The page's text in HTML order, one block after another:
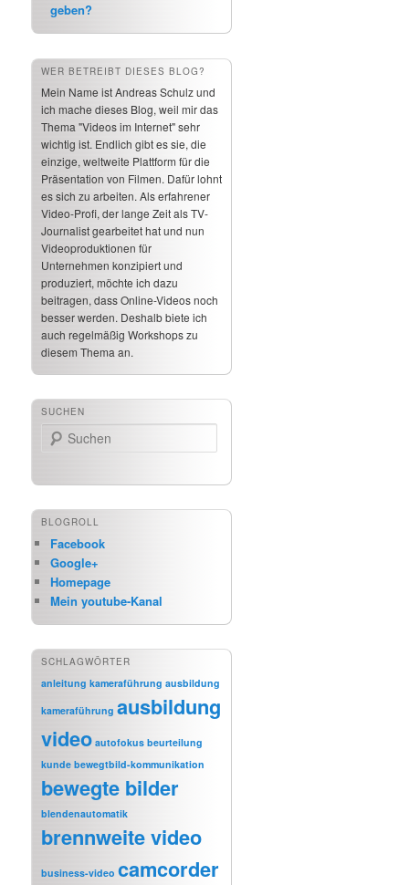
geben?
WER BETREIBT DIESES BLOG?
Mein Name ist Andreas Schulz und
ich mache dieses Blog, weil mir das
Thema "Videos im Internet" sehr
wichtig ist. Endlich gibt es sie, die
einzige, weltweite Plattform für die
Präsentation von Filmen. Dafür lohnt
es sich zu arbeiten. Als erfahrener
Video-Profi, der lange Zeit als TV-
Journalist gearbeitet hat und nun
Videoproduktionen für
Unternehmen konzipiert und
produziert, möchte ich dazu
beitragen, dass Online-Videos noch
besser werden. Deshalb biete ich
auch regelmäßig Workshops zu
diesem Thema an.
SUCHEN
Suchen
BLOGROLL
Facebook
Google+
Homepage
Mein youtube-Kanal
SCHLAGWÖRTER
anleitung kameraführung ausbildung
kameraführung ausbildung
video autofokus beurteilung
kunde bewegtbild-kommunikation
bewegte bilder
blendenautomatik
brennweite video
business-video camcorder